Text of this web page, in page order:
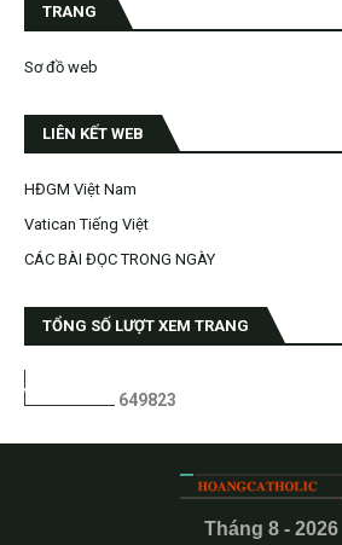
TRANG
Sơ đồ web
LIÊN KẾT WEB
HĐGM Việt Nam
Vatican Tiếng Việt
CÁC BÀI ĐỌC TRONG NGÀY
TỔNG SỐ LƯỢT XEM TRANG
649823
Tháng 8 - 2026